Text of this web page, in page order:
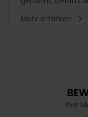
Hängebäckchen
Mehr erfahren
Ihre